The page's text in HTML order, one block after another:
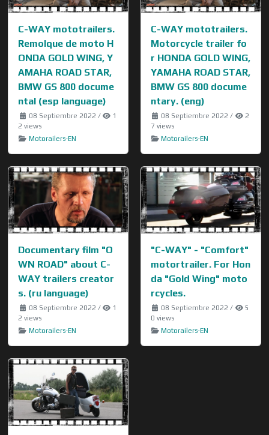
C-WAY mototrailers.
Remolque de moto H
ONDA GOLD WING, Y
AMAHA ROAD STAR,
BMW GS 800 docume
ntal (esp language)
08 Septiembre 2022 /
1
2 views
Motorailers-EN
C-WAY mototrailers.
Motorcycle trailer fo
r HONDA GOLD WING,
YAMAHA ROAD STAR,
BMW GS 800 docume
ntary. (eng)
08 Septiembre 2022 /
2
7 views
Motorailers-EN
Documentary film "O
WN ROAD" about C-
WAY trailers creator
s. (ru language)
08 Septiembre 2022 /
1
2 views
Motorailers-EN
"C-WAY" - "Comfort"
motortrailer. For Hon
da "Gold Wing" moto
rcycles.
08 Septiembre 2022 /
5
0 views
Motorailers-EN